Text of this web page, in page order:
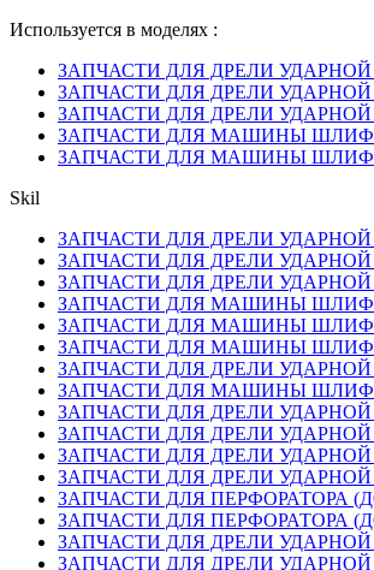
Используется в моделях :
ЗАПЧАСТИ ДЛЯ ДРЕЛИ УДАРНОЙ
ЗАПЧАСТИ ДЛЯ ДРЕЛИ УДАРНОЙ
ЗАПЧАСТИ ДЛЯ ДРЕЛИ УДАРНОЙ
ЗАПЧАСТИ ДЛЯ МАШИНЫ
ЗАПЧАСТИ ДЛЯ МАШИНЫ
Skil
ЗАПЧАСТИ ДЛЯ ДРЕЛИ УДАРНОЙ
ЗАПЧАСТИ ДЛЯ ДРЕЛИ УДАРНОЙ
ЗАПЧАСТИ ДЛЯ ДРЕЛИ УДАРНОЙ
ЗАПЧАСТИ ДЛЯ МАШИНЫ
ЗАПЧАСТИ ДЛЯ МАШИНЫ
ЗАПЧАСТИ ДЛЯ МАШИНЫ
ЗАПЧАСТИ ДЛЯ ДРЕЛИ УДАРНОЙ
ЗАПЧАСТИ ДЛЯ МАШИНЫ
ЗАПЧАСТИ ДЛЯ ДРЕЛИ УДАРНОЙ
ЗАПЧАСТИ ДЛЯ ДРЕЛИ УДАРНОЙ
ЗАПЧАСТИ ДЛЯ ДРЕЛИ УДАРНОЙ
ЗАПЧАСТИ ДЛЯ ДРЕЛИ УДАРНОЙ
ЗАПЧАСТИ ДЛЯ ПЕРФОРАТОРА (ДО
ЗАПЧАСТИ ДЛЯ ПЕРФОРАТОРА (ДО
ЗАПЧАСТИ ДЛЯ ДРЕЛИ УДАРНОЙ
ЗАПЧАСТИ ДЛЯ ДРЕЛИ УДАРНОЙ